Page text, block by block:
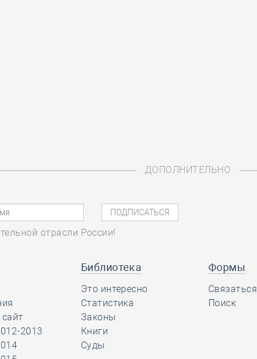
ДОПОЛНИТЕЛЬНО
отрасли России!
2013
Библиотека
Это интересно
Статистика
Законы
Книги
Суды
Формы
Связаться
Поиск